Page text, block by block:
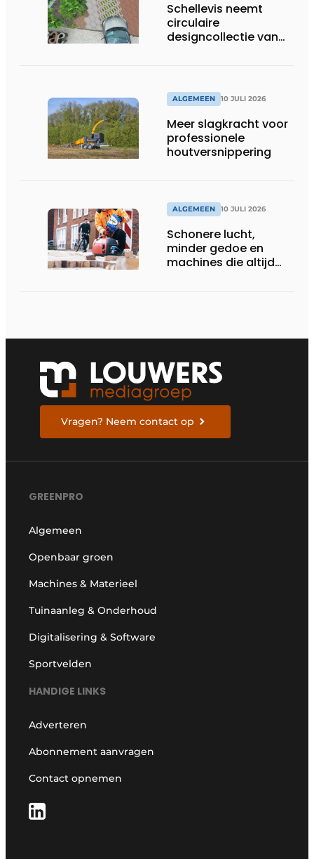
Schellevis neemt
circulaire
designcollectie van
ALGEMEEN 10 JULI 2026
Meer slagkracht voor
professionele
houtversnippering
ALGEMEEN 10 JULI 2026
Schonere lucht,
minder gedoe en
machines die altijd
Vragen? Neem contact op
GREENPRO
Algemeen
Openbaar groen
Machines & Materieel
Tuinaanleg & Onderhoud
Digitalisering & Software
Sportvelden
HANDIGE LINKS
Adverteren
Abonnement aanvragen
Contact opnemen